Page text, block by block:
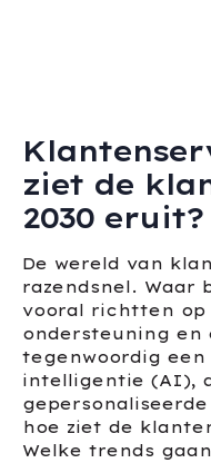
ziet de
2030 eruit?
De wereld van
razendsnel. Waar
vooral richtten op
ondersteuning en
tegenwoordig
intelligentie (AI),
hoe ziet de
Welke trends